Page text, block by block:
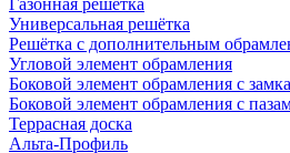
Газонная решётка
Универсальная решётка
Решётка с дополнительным
Угловой элемент обрамления
Боковой элемент обрамления с
Боковой элемент обрамления с
Террасная доска
Альта-Профиль